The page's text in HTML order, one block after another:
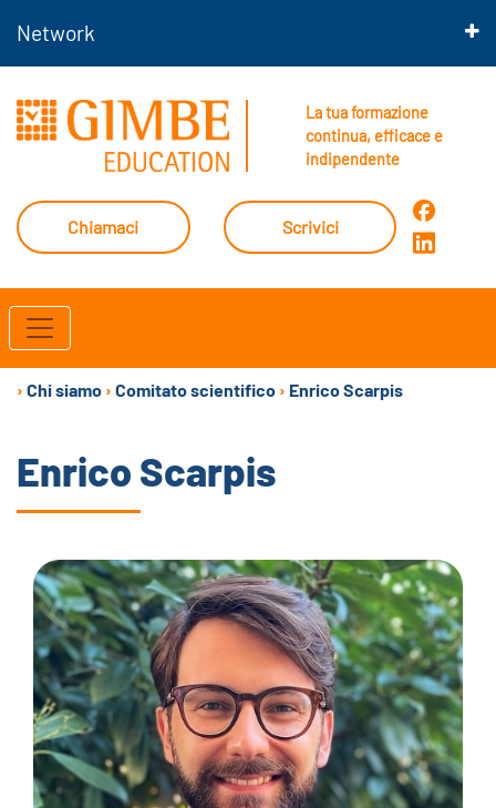
Network
La tua formazione
continua, efficace e
indipendente
Chiamaci Scrivici
› Chi siamo › Comitato scientifico › Enrico Scarpis
Enrico Scarpis